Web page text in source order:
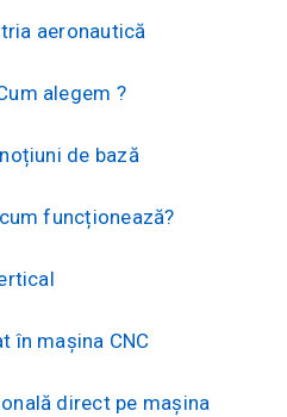
aeronautică
alegem ?
de bază
funcționează?
în mașina CNC
direct pe mașina